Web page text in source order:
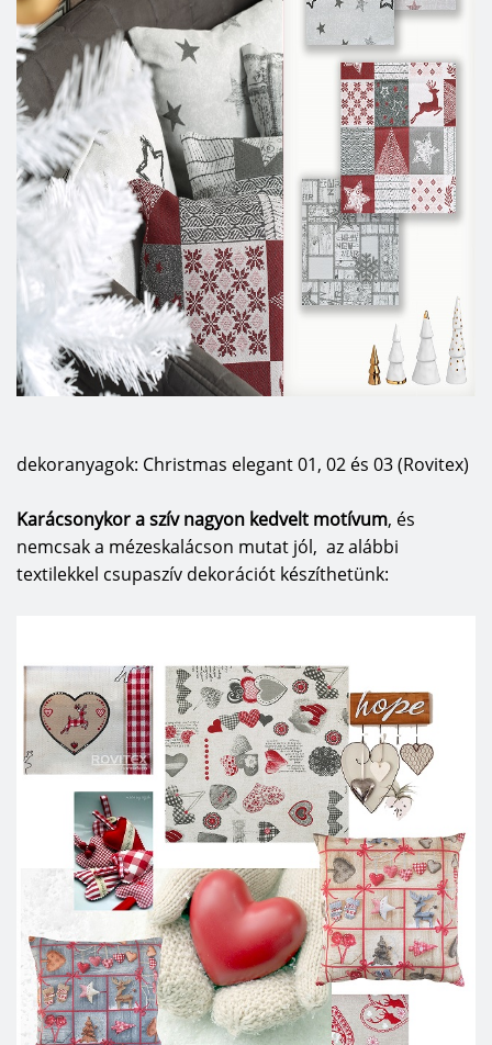
dekoranyagok: Christmas elegant 01, 02 és 03 (Rovitex)
Karácsonykor a szív nagyon kedvelt motívum, és
nemcsak a mézeskalácson mutat jól, az alábbi
textilekkel csupaszív dekorációt készíthetünk: